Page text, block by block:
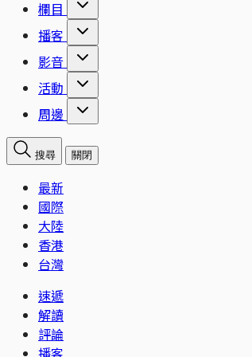
欄目
播客
影音
活動
周邊
搜尋 關閉
最新
國際
大陸
香港
台灣
速遞
解讀
評論
播客